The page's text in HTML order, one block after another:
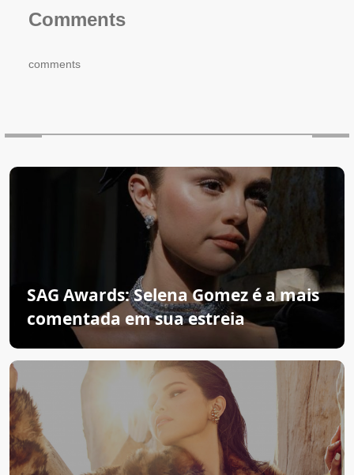
Comments
comments
SAG Awards: Selena Gomez é a mais
comentada em sua estreia